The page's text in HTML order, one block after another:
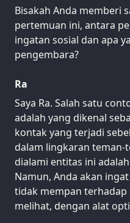
Bisakah Anda memberi
pertemuan ini, antara
ingatan sosial dan apa
pengembara?
Ra
Saya Ra. Salah satu
adalah yang dikenal
kontak yang terjadi
dalam lingkaran teman-
dialami entitas ini
Namun, Anda akan
tidak mempan
melihat, dengan alat